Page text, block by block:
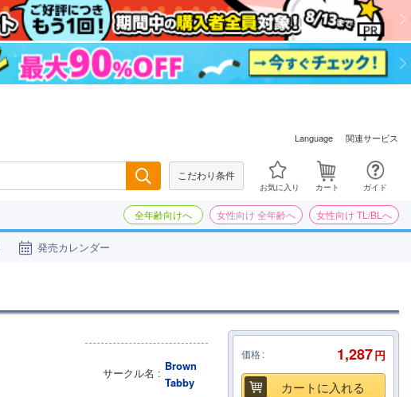
Language 関連サービス
こだわり条件
お気に入り カート ガイド
全年齢向けへ 女性向け 全年齢へ 女性向け TL/BLへ
発売カレンダー
サークル名
Brown
Tabby
価格 1,287円
カートに入れる